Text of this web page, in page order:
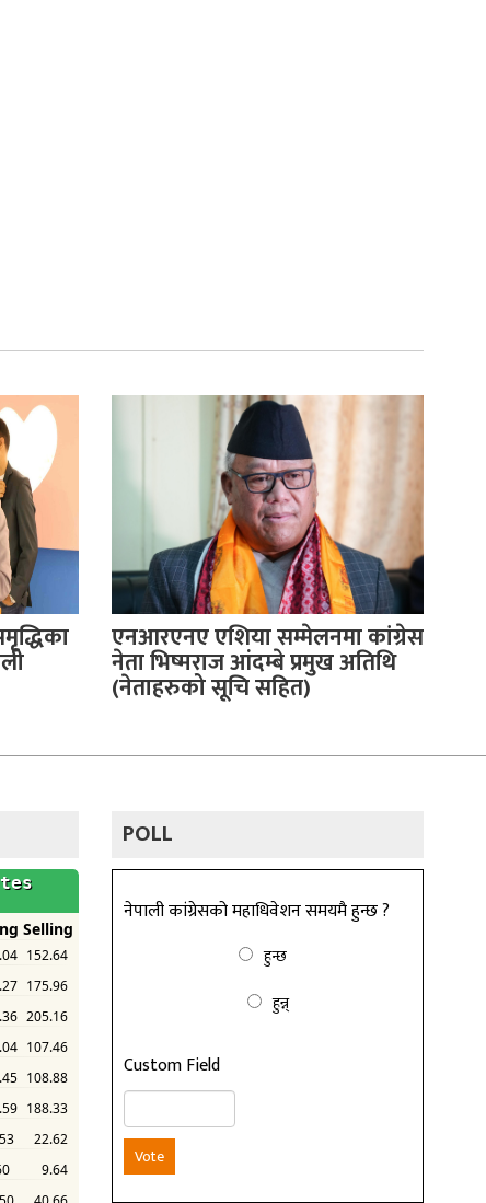
एनआरएनए एशिया सम्मेलनमा कांग्रेस
नेता भिष्मराज आंदम्बे प्रमुख अतिथि
(नेताहरुको सूचि सहित)
POLL
नेपाली कांग्रेसको महाधिवेशन समयमै हुन्छ ?
हुन्छ
हुन्न्
Custom Field
Vote